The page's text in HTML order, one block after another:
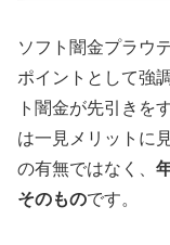
ソフト闇金プラウ
ポイントとして強
ト闇金が先引きを
は一見メリットに
の有無ではなく、
そのものです。